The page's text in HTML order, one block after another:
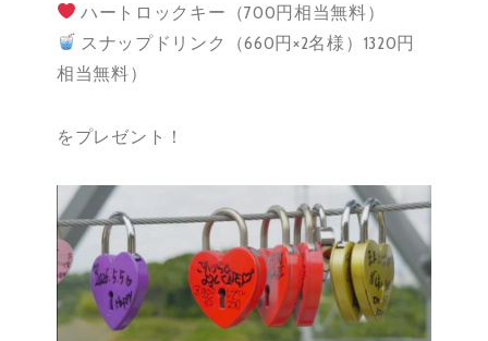
ハートロックキー（700円相当無料）
スナップドリンク（660円×2名様）1320円
相当無料）
をプレゼント！